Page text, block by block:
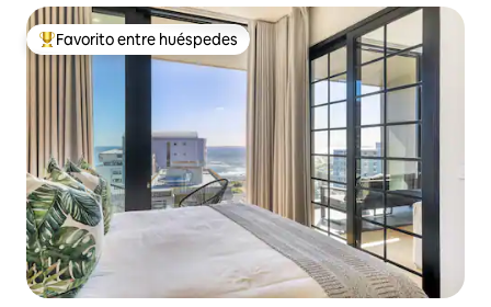
De los mejores en Favorito entre huéspedes
Favorito entre huéspedes